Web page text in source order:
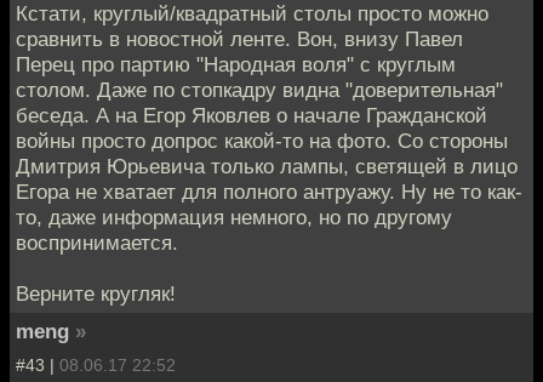
Кстати, круглый/квадратный столы просто можно
сравнить в новостной ленте. Вон, внизу Павел
Перец про партию "Народная воля" с круглым
столом. Даже по стопкадру видна "доверительная"
беседа. А на Егор Яковлев о начале Гражданской
войны просто допрос какой-то на фото. Со стороны
Дмитрия Юрьевича только лампы, светящей в лицо
Егора не хватает для полного антруажу. Ну не то как-
то, даже информация немного, но по другому
воспринимается.
Верните кругляк!
meng »
#43 | 08.06.17 22:52